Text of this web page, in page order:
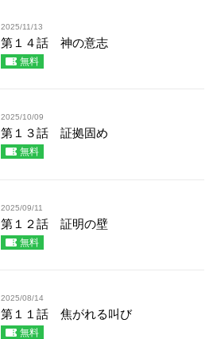
2025/11/13
第１４話 神の意志
無料
2025/10/09
第１３話 証拠固め
無料
2025/09/11
第１２話 証明の壁
無料
2025/08/14
第１１話 焦がれる叫び
無料